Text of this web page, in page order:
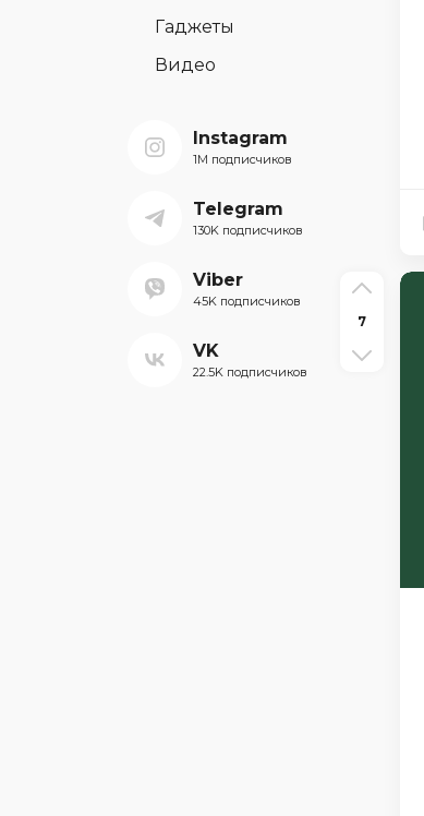
Гаджеты
Видео
Instagram
1M подписчиков
Telegram
130K подписчиков
Viber
45K подписчиков
VK
22.5K подписчиков
7